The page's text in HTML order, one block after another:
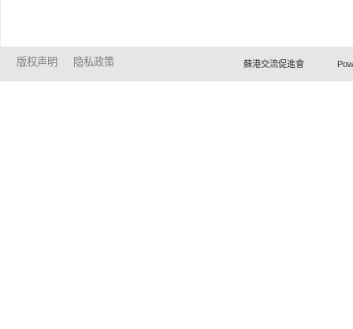
版权声明 隐私政策 蘇港交流促進會